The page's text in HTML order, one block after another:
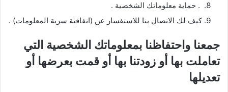
. حماية معلوماتك الشخصية .
كيف لك الاتصال بنا للاستفسار عن (اتفاقية سرية المعلومات) .
جمعنا واحتفاظنا بمعلوماتك الشخصية التي
تعاملت بها أو زودتنا بها أو قمت بعرضها أو
تعديلها